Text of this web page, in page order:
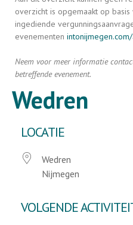
overzicht is opgemaakt op
ingediende
evenementen
Neem voor meer informatie
betreffende evenement.
Wedren
LOCATIE
Wedren
Nijmegen
VOLGENDE